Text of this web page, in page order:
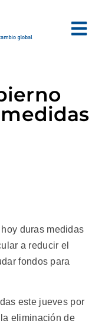
duras medidas
a reducir el
fondos para
este jueves por
eliminación de